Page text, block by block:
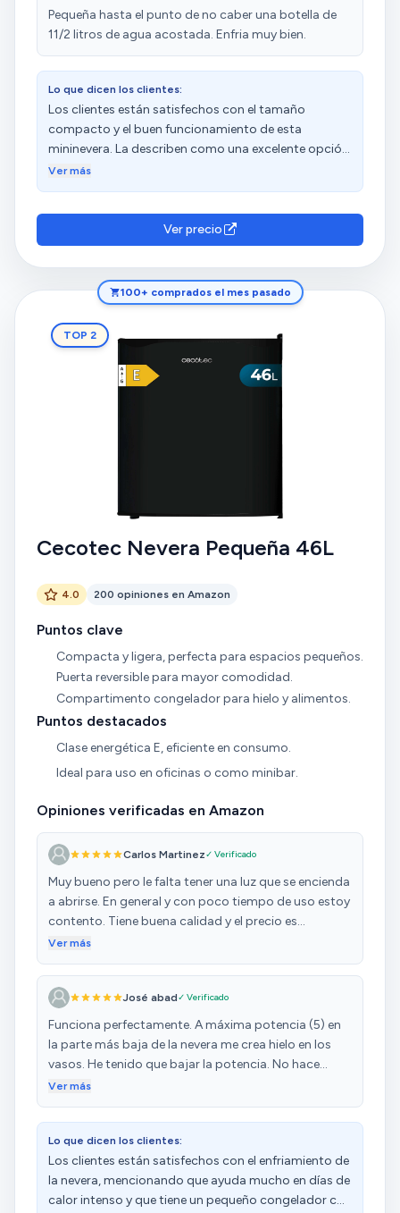
recommended!
Pequeña hasta el punto de no caber una botella de
11/2 litros de agua acostada. Enfria muy bien.
Lo que dicen los clientes:
Los clientes están satisfechos con el tamaño
compacto y el buen funcionamiento de esta
mininevera. La describen como una excelente opción
que cumple su función de refrigerar los alimentos de
expresan disgusto por la falta de luz interior. Las
opiniones sobre la capacidad y el nivel de ruido son
diversas.
Ver más
Ver precio
100+ comprados el mes pasado
TOP 2
Cecotec Nevera Pequeña 46L
4.0 200 opiniones en Amazon
Puntos clave
Compacta y ligera, perfecta para espacios pequeños.
Puerta reversible para mayor comodidad.
Compartimento congelador para hielo y alimentos.
Puntos destacados
Clase energética E, eficiente en consumo.
Ideal para uso en oficinas o como minibar.
Opiniones verificadas en Amazon
Carlos Martinez✓ Verificado
Muy bueno pero le falta tener una luz que se encienda
a abrirse. En general y con poco tiempo de uso estoy
contento. Tiene buena calidad y el precio es
razonable.
Ver más
José abad✓ Verificado
Funciona perfectamente. A máxima potencia (5) en
la parte más baja de la nevera me crea hielo en los
vasos. He tenido que bajar la potencia. No hace
apenas ruido, enfría perfectamente. Una compra que
de verdad (con compresor) pequeña.
Ver más
Lo que dicen los clientes:
Los clientes están satisfechos con el enfriamiento de
la nevera, mencionando que ayuda mucho en días de
calor intenso y que tiene un pequeño congelador con